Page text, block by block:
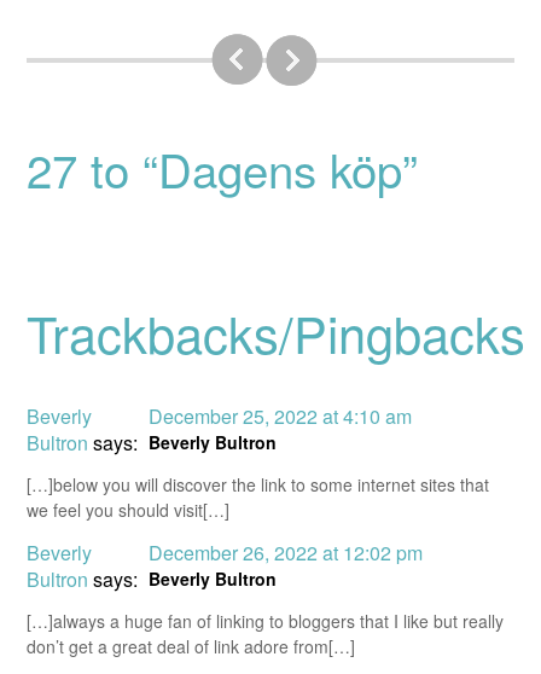
27 to “Dagens köp”
Trackbacks/Pingbacks
Beverly
Bultron says:
December 25, 2022 at 4:10 am
Beverly Bultron
[…]below you will discover the link to some internet sites that
we feel you should visit[…]
Beverly
Bultron says:
December 26, 2022 at 12:02 pm
Beverly Bultron
[…]always a huge fan of linking to bloggers that I like but really
don’t get a great deal of link adore from[…]